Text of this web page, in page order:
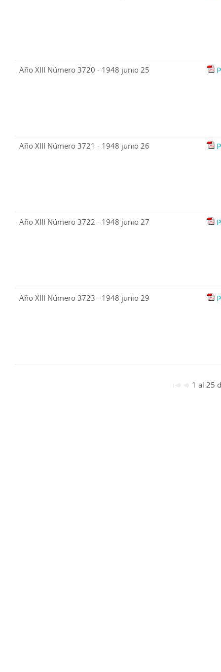
Año XIII Número 3720 - 1948 junio 25
Año XIII Número 3721 - 1948 junio 26
Año XIII Número 3722 - 1948 junio 27
Año XIII Número 3723 - 1948 junio 29
1 al 25